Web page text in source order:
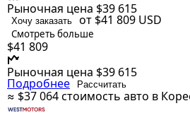
Рыночная цена $39 615
Хочу заказать от $41 809 USD
Смотреть больше
$41 809
Рыночная цена $39 615
Подробнее Рассчитать
≈ $37 064стоимость авто в